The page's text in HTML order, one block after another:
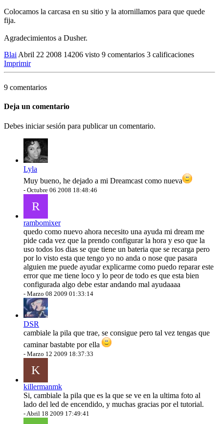
Colocamos la carcasa en su sitio y la atornillamos para que quede
fija.
Agradecimientos a Dusher.
Blai Abril 22 2008 14206 visto 9 comentarios 3 calificaciones
Imprimir
9 comentarios
Deja un comentario
Debes iniciar sesión para publicar un comentario.
Lyla
Muy bueno, he dejado a mi Dreamcast como nueva
- Octubre 06 2008 18:48:46
R
rambomixer
quedo como nuevo ahora necesito una ayuda mi dream me
pide cada vez que la prendo configurar la hora y eso que la
uso todos los dias se que tiene un bateria que se recarga pero
por lo visto esta que tengo yo no anda o nose que pasara
alguien me puede ayudar explicarme como puedo reparar este
error que me tiene loco y lo peor de todo es que esta bien
configurada algo debe estar andando mal ayudaaaa
- Marzo 08 2009 01:33:14
DSR
cambiale la pila que trae, se consigue pero tal vez tengas que
caminar bastabte por ella
- Marzo 12 2009 18:37:33
K
killermanmk
Si, cambiale la pila que es la que se ve en la ultima foto al
lado del led de encendido, y muchas gracias por el tutorial.
- Abril 18 2009 17:49:41